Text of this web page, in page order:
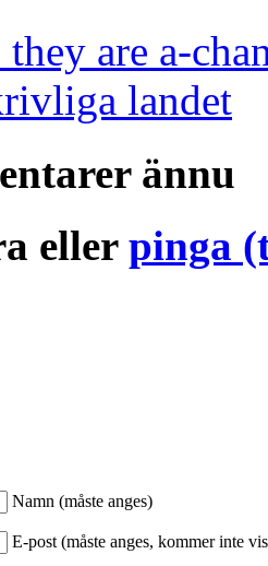
are a-
landet
ännu
eller pinga
Namn (måste anges)
E-post (måste anges, kommer inte